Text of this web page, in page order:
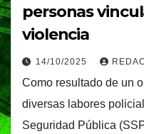
personas
violencia
14/10/2025
Como resultado de un
diversas labores
Seguridad Pública